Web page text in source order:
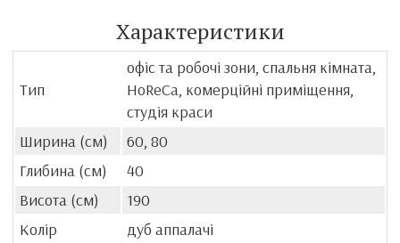
Характеристики
Тип
офіс та робочі зони, спальня кімната,
HoReCa, комерційні приміщення,
студія краси
Ширина (см)
60, 80
Глибина (см)
40
Висота (см)
190
Колір
дуб аппалачі